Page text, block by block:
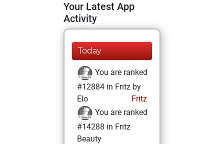
Your Latest App
Activity
Today
You are ranked
#12884 in Fritz by
Elo
Fritz
You are ranked
#14288 in Fritz
Beauty